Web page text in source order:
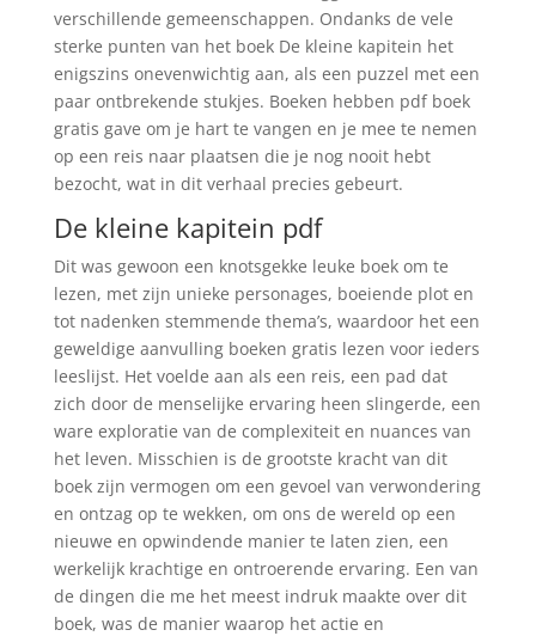
verschillende gemeenschappen. Ondanks de vele
sterke punten van het boek De kleine kapitein het
enigszins onevenwichtig aan, als een puzzel met een
paar ontbrekende stukjes. Boeken hebben pdf boek
gratis gave om je hart te vangen en je mee te nemen
op een reis naar plaatsen die je nog nooit hebt
bezocht, wat in dit verhaal precies gebeurt.
De kleine kapitein pdf
Dit was gewoon een knotsgekke leuke boek om te
lezen, met zijn unieke personages, boeiende plot en
tot nadenken stemmende thema’s, waardoor het een
geweldige aanvulling boeken gratis lezen voor ieders
leeslijst. Het voelde aan als een reis, een pad dat
zich door de menselijke ervaring heen slingerde, een
ware exploratie van de complexiteit en nuances van
het leven. Misschien is de grootste kracht van dit
boek zijn vermogen om een gevoel van verwondering
en ontzag op te wekken, om ons de wereld op een
nieuwe en opwindende manier te laten zien, een
werkelijk krachtige en ontroerende ervaring. Een van
de dingen die me het meest indruk maakte over dit
boek, was de manier waarop het actie en